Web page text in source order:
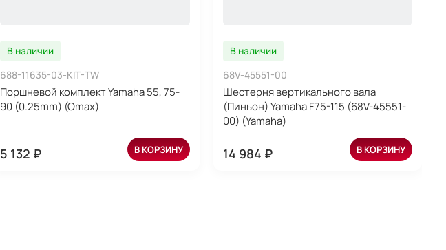
В наличии
688-11635-03-KIT-TW
Поршневой комплект Yamaha 55, 75-
90 (0.25mm) (Omax)
5 132 ₽ В КОРЗИНУ
В наличии
68V-45551-00
Шестерня вертикального вала
(Пиньон) Yamaha F75-115 (68V-45551-
00) (Yamaha)
14 984 ₽ В КОРЗИНУ